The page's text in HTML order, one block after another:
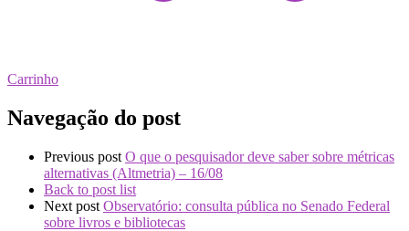
Carrinho
Navegação do post
Previous post O que o pesquisador deve saber sobre métricas
alternativas (Altmetria) – 16/08
Back to post list
Next post Observatório: consulta pública no Senado Federal
sobre livros e bibliotecas